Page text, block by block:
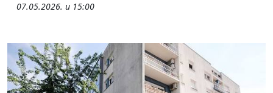
07.05.2026. u 15:00